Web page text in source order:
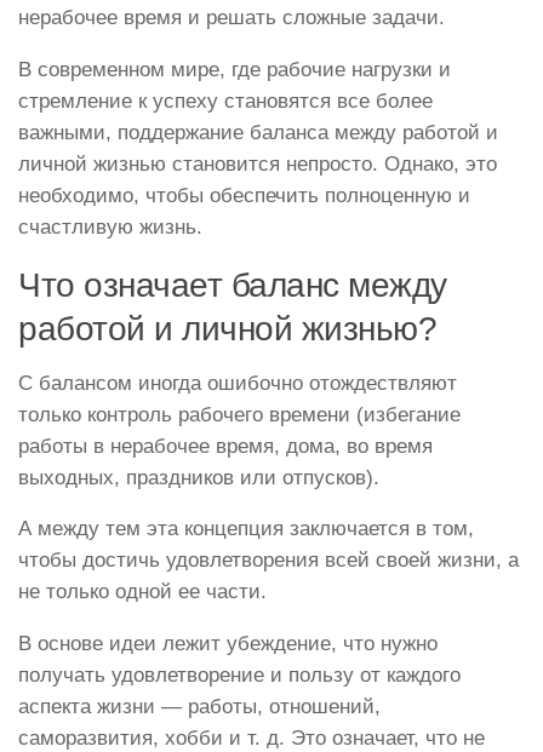
нерабочее время и решать сложные задачи.
В современном мире, где рабочие нагрузки и
стремление к успеху становятся все более
важными, поддержание баланса между работой и
личной жизнью становится непросто. Однако, это
необходимо, чтобы обеспечить полноценную и
счастливую жизнь.
Что означает баланс между
работой и личной жизнью?
С балансом иногда ошибочно отождествляют
только контроль рабочего времени (избегание
работы в нерабочее время, дома, во время
выходных, праздников или отпусков).
А между тем эта концепция заключается в том,
чтобы достичь удовлетворения всей своей жизни, а
не только одной ее части.
В основе идеи лежит убеждение, что нужно
получать удовлетворение и пользу от каждого
аспекта жизни — работы, отношений,
саморазвития, хобби и т. д. Это означает, что не